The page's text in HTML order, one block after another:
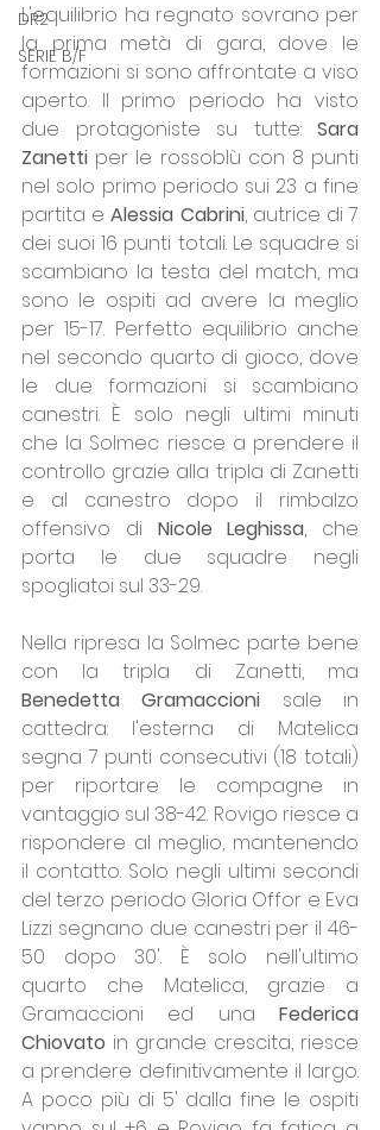
DR2
SERIE B/F
L'equilibrio ha regnato sovrano per
la prima metà di gara, dove le
formazioni si sono affrontate a viso
aperto. Il primo periodo ha visto
due protagoniste su tutte: Sara
Zanetti per le rossoblù con 8 punti
nel solo primo periodo sui 23 a fine
partita e Alessia Cabrini, autrice di 7
dei suoi 16 punti totali. Le squadre si
scambiano la testa del match, ma
sono le ospiti ad avere la meglio
per 15-17. Perfetto equilibrio anche
nel secondo quarto di gioco, dove
le due formazioni si scambiano
canestri. È solo negli ultimi minuti
che la Solmec riesce a prendere il
controllo grazie alla tripla di Zanetti
e al canestro dopo il rimbalzo
offensivo di Nicole Leghissa, che
porta le due squadre negli
spogliatoi sul 33-29.
Nella ripresa la Solmec parte bene
Benedetta Gramaccioni sale in
cattedra: l'esterna di Matelica
segna 7 punti consecutivi (18 totali)
per riportare le compagne in
vantaggio sul 38-42. Rovigo riesce a
rispondere al meglio, mantenendo
il contatto. Solo negli ultimi secondi
del terzo periodo Gloria Offor e Eva
Lizzi segnano due canestri per il 46-
50 dopo 30'. È solo nell'ultimo
quarto che Matelica, grazie a
Gramaccioni ed una Federica
Chiovato in grande crescita, riesce
a prendere definitivamente il largo.
A poco più di 5' dalla fine le ospiti